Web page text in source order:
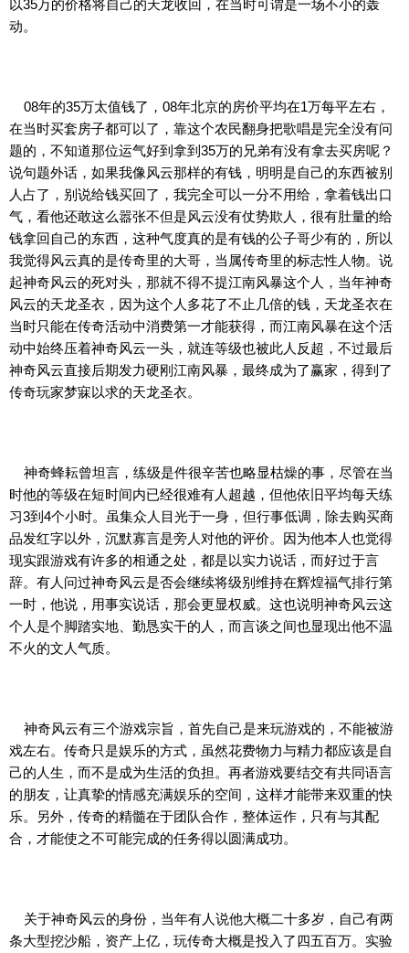
以35万的价格将自己的天龙收回，在当时可谓是一场不小的轰
动。
08年的35万太值钱了，08年北京的房价平均在1万每平左右，
在当时买套房子都可以了，靠这个农民翻身把歌唱是完全没有问
题的，不知道那位运气好到拿到35万的兄弟有没有拿去买房呢？
说句题外话，如果我像风云那样的有钱，明明是自己的东西被别
人占了，别说给钱买回了，我完全可以一分不用给，拿着钱出口
气，看他还敢这么嚣张不但是风云没有仗势欺人，很有肚量的给
钱拿回自己的东西，这种气度真的是有钱的公子哥少有的，所以
我觉得风云真的是传奇里的大哥，当属传奇里的标志性人物。说
起神奇风云的死对头，那就不得不提江南风暴这个人，当年神奇
风云的天龙圣衣，因为这个人多花了不止几倍的钱，天龙圣衣在
当时只能在传奇活动中消费第一才能获得，而江南风暴在这个活
动中始终压着神奇风云一头，就连等级也被此人反超，不过最后
神奇风云直接后期发力硬刚江南风暴，最终成为了赢家，得到了
传奇玩家梦寐以求的天龙圣衣。
神奇蜂耘曾坦言，练级是件很辛苦也略显枯燥的事，尽管在当
时他的等级在短时间内已经很难有人超越，但他依旧平均每天练
习3到4个小时。虽集众人目光于一身，但行事低调，除去购买商
品发红字以外，沉默寡言是旁人对他的评价。因为他本人也觉得
现实跟游戏有许多的相通之处，都是以实力说话，而好过于言
辞。有人问过神奇风云是否会继续将级别维持在辉煌福气排行第
一时，他说，用事实说话，那会更显权威。这也说明神奇风云这
个人是个脚踏实地、勤恳实干的人，而言谈之间也显现出他不温
不火的文人气质。
神奇风云有三个游戏宗旨，首先自己是来玩游戏的，不能被游
戏左右。传奇只是娱乐的方式，虽然花费物力与精力都应该是自
己的人生，而不是成为生活的负担。再者游戏要结交有共同语言
的朋友，让真挚的情感充满娱乐的空间，这样才能带来双重的快
乐。另外，传奇的精髓在于团队合作，整体运作，只有与其配
合，才能使之不可能完成的任务得以圆满成功。
关于神奇风云的身份，当年有人说他大概二十多岁，自己有两
条大型挖沙船，资产上亿，玩传奇大概是投入了四五百万。实验